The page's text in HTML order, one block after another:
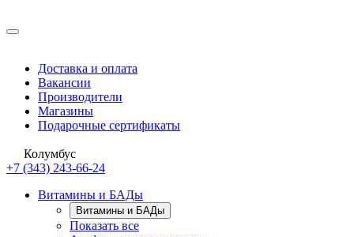
Доставка и оплата
Вакансии
Производители
Магазины
Подарочные сертификаты
Колумбус
+7 (343) 243-66-24
Витамины и БАДы
Витамины и БАДы
Показать все